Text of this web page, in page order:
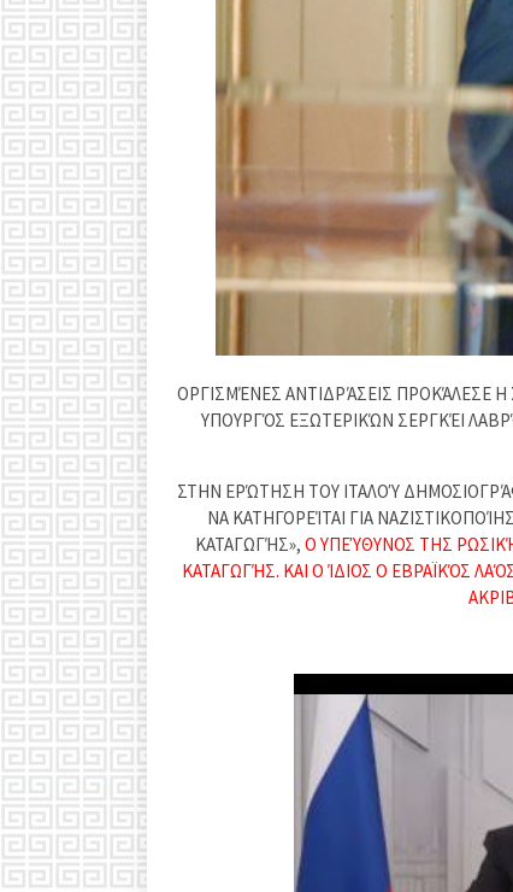
ΟΡΓΙΣΜΈΝΕΣ ΑΝΤΙΔΡΆΣΕΙΣ ΠΡΟΚΆΛΕΣΕ
ΥΠΟΥΡΓΌΣ ΕΞΩΤΕΡΙΚΏΝ ΣΕΡΓΚΈΙ
ΣΤΗΝ ΕΡΏΤΗΣΗ ΤΟΥ ΙΤΑΛΟΎ
ΝΑ ΚΑΤΗΓΟΡΕΊΤΑΙ ΓΙΑ
ΚΑΤΑΓΩΓΉΣ», Ο ΥΠΕΎΘΥΝΟΣ ΤΗΣ
ΚΑΤΑΓΩΓΉΣ. ΚΑΙ Ο ΊΔΙΟΣ Ο ΕΒΡΑΪΚΌΣ